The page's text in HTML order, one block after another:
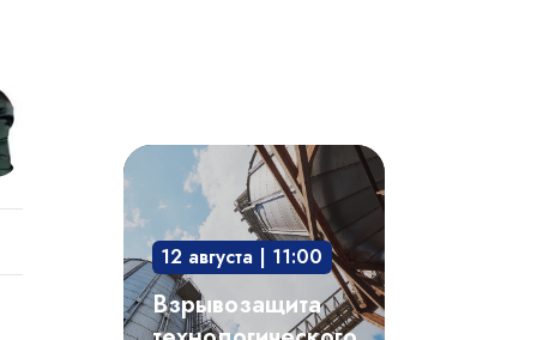
Взрывозащита
технологического
оборудования:
защита
опасного
производственного
12 августа | 11:00
Взрывозащита